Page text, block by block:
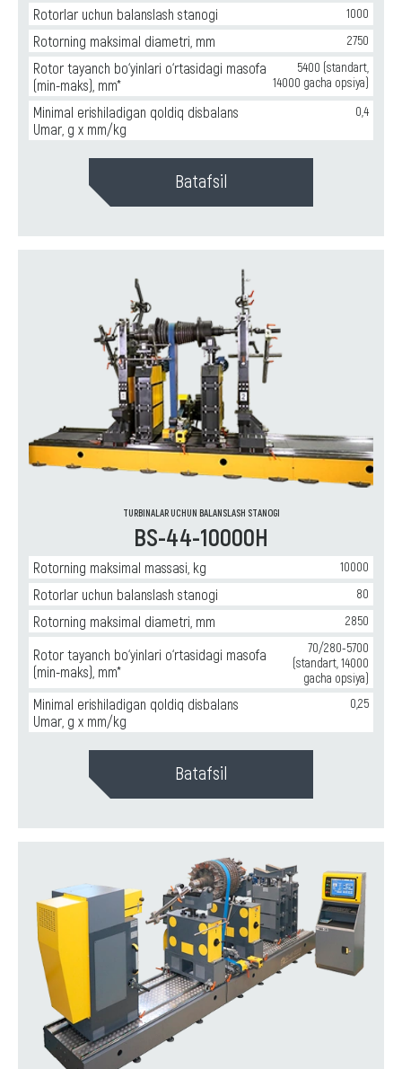
Rotorlar uchun balanslash stanogi 1000
Rotorning maksimal diametri, mm 2750
Rotor tayanch bo‘yinlari o‘rtasidagi masofa
(min-maks), mm*
5400 (standart,
14000 gacha opsiya)
Minimal erishiladigan qoldiq disbalans
Umar, g x mm/kg
0,4
Batafsil
TURBINALAR UCHUN BALANSLASH STANOGI
BS-44-10000H
Rotorning maksimal massasi, kg 10000
Rotorlar uchun balanslash stanogi 80
Rotorning maksimal diametri, mm 2850
Rotor tayanch bo‘yinlari o‘rtasidagi masofa
(min-maks), mm*
70/280-5700
(standart, 14000
gacha opsiya)
Minimal erishiladigan qoldiq disbalans
Umar, g x mm/kg
0,25
Batafsil